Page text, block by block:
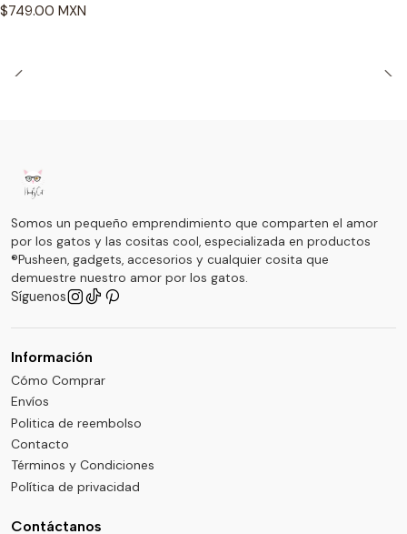
$749.00 MXN
Somos un pequeño emprendimiento que comparten el amor
por los gatos y las cositas cool, especializada en productos
®Pusheen, gadgets, accesorios y cualquier cosita que
demuestre nuestro amor por los gatos.
Síguenos
Información
Cómo Comprar
Envíos
Politica de reembolso
Contacto
Términos y Condiciones
Política de privacidad
Contáctanos